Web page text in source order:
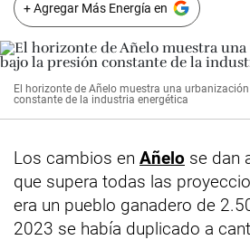
+ Agregar Más Energía en
El horizonte de Añelo muestra una
constante de la industria energética
Los cambios en Añelo se dan
que supera todas las
era un pueblo ganadero de
2023 se había duplicado a